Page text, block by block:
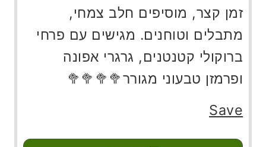
זמן קצר, מוסיפים חלב צמחי,
מתבלים וטוחנים. מגישים עם פרחי
ברוקולי קטנטנים, גרגרי אפונה
ופרמזן טבעוני מגורר🥦🥦🥦🥦
Save